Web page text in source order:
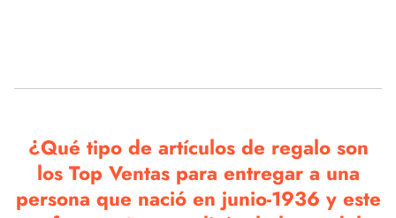
¿Qué tipo de artículos de regalo son
los Top Ventas para entregar a una
persona que nació en junio-1936 y este